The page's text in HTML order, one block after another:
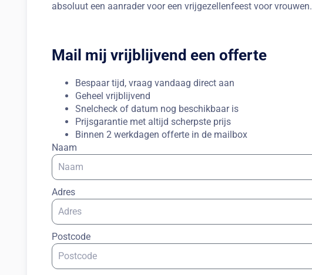
absoluut een aanrader voor een vrijgezellenfeest voor vrouwen.
Mail mij vrijblijvend een offerte
Bespaar tijd, vraag vandaag direct aan
Geheel vrijblijvend
Snelcheck of datum nog beschikbaar is
Prijsgarantie met altijd scherpste prijs
Binnen 2 werkdagen offerte in de mailbox
Naam
Adres
Postcode